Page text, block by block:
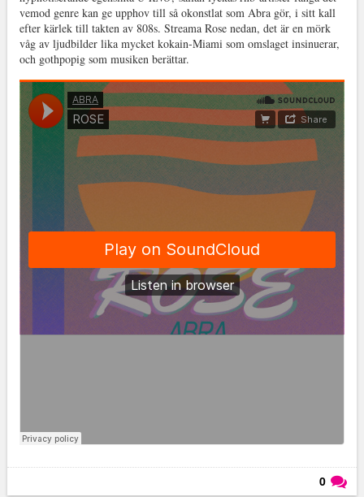
vemod genre kan ge upphov till så okonstlat som Abra gör, i sitt kall
efter kärlek till takten av 808s. Streama Rose nedan, det är en mörk
våg av ljudbilder lika mycket kokain-Miami som omslaget insinuerar,
och gothpopig som musiken berättar.
0